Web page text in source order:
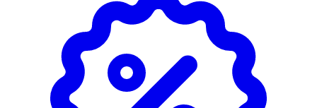
Ethylhexyl Palmitate, PEG-20 Glyceryl Triisostearate,
Canola Oil, Cetearyl Ethylhexanoate, Pentaerythrityl
Tetraisostearate, Coco-Caprylate/Caprate, Limnanthes
Alba Seed Oil, Parfum, Tocopheryl Acetate, Bis-Ethylhexyl
Hydroxydimethoxy Benzylmalonate.